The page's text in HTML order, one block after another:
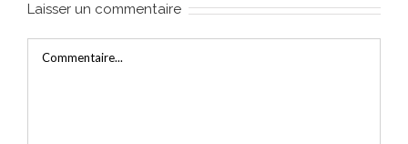
Laisser un commentaire